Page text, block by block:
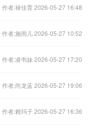
作者:禄佳育 2026-05-27 16:48
作者:施雨儿 2026-05-27 10:52
作者:凌韦妹 2026-05-27 17:20
作者:尚龙蓝 2026-05-27 19:06
作者:赖玛子 2026-05-27 16:36